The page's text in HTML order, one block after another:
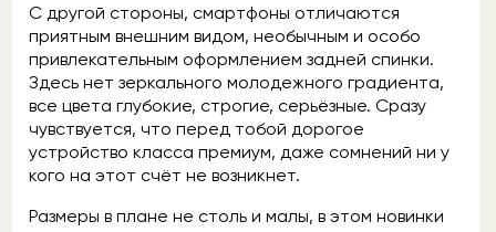
С другой стороны, смартфоны отличаются
приятным внешним видом, необычным и особо
привлекательным оформлением задней спинки.
Здесь нет зеркального молодежного градиента,
все цвета глубокие, строгие, серьёзные. Сразу
чувствуется, что перед тобой дорогое
устройство класса премиум, даже сомнений ни у
кого на этот счёт не возникнет.
Размеры в плане не столь и малы, в этом новинки